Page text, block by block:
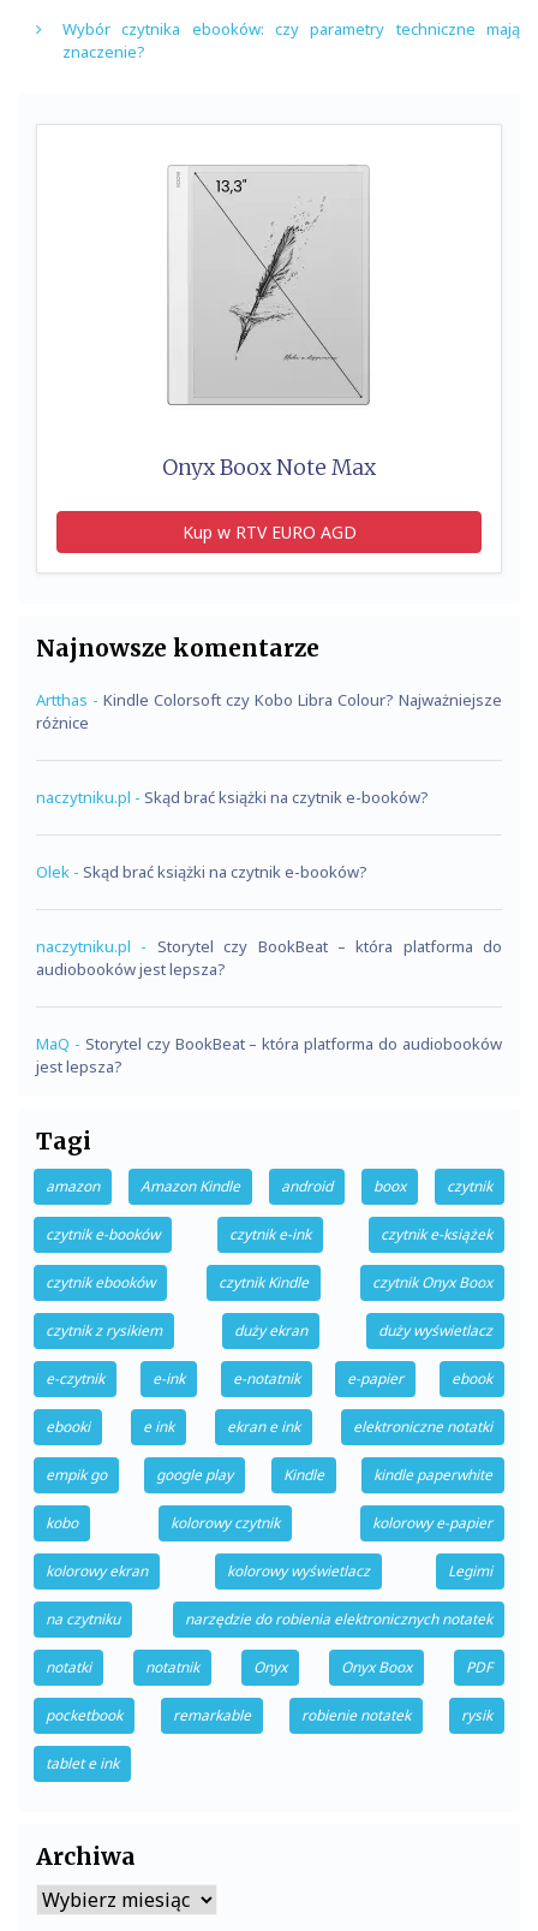
Wybór czytnika ebooków: czy parametry techniczne mają
znaczenie?
Onyx Boox Note Max
Kup w RTV EURO AGD
Najnowsze komentarze
Artthas - Kindle Colorsoft czy Kobo Libra Colour? Najważniejsze
różnice
naczytniku.pl - Skąd brać książki na czytnik e-booków?
Olek - Skąd brać książki na czytnik e-booków?
naczytniku.pl - Storytel czy BookBeat – która platforma do
audiobooków jest lepsza?
MaQ - Storytel czy BookBeat – która platforma do audiobooków
jest lepsza?
Tagi
amazon Amazon Kindle android boox czytnik
czytnik e-booków czytnik e-ink czytnik e-książek
czytnik ebooków czytnik Kindle czytnik Onyx Boox
czytnik z rysikiem duży ekran duży wyświetlacz
e-czytnik e-ink e-notatnik e-papier ebook
ebooki e ink ekran e ink elektroniczne notatki
empik go google play Kindle kindle paperwhite
kobo kolorowy czytnik kolorowy e-papier
kolorowy ekran kolorowy wyświetlacz Legimi
na czytniku narzędzie do robienia elektronicznych notatek
notatki notatnik Onyx Onyx Boox PDF
pocketbook remarkable robienie notatek rysik
tablet e ink
Archiwa
Archiwa